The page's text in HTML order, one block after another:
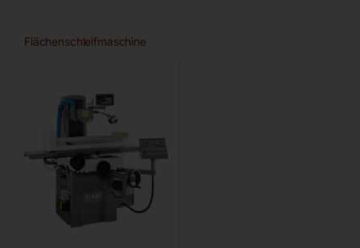
Flächenschleifmaschine